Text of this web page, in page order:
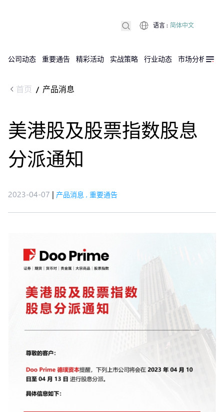
公司动态 重要通告 精彩活动 实战策略 行业动态 市场分析
语言 : 简体中文
首页 / 产品消息
美港股及股票指数​股息
分派通知​
2023-04-07 | 产品消息 , 重要通告